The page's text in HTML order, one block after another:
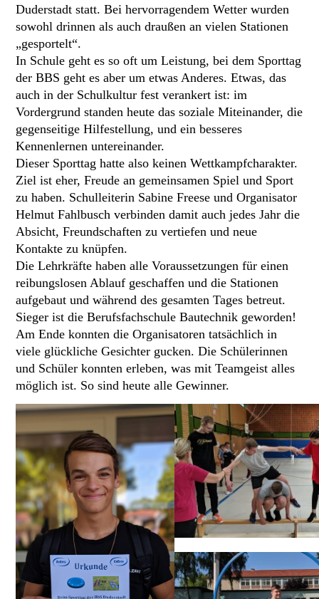
Duderstadt statt. Bei hervorragendem Wetter wurden
sowohl drinnen als auch draußen an vielen Stationen
„gesportelt“.
In Schule geht es so oft um Leistung, bei dem Sporttag
der BBS geht es aber um etwas Anderes. Etwas, das
auch in der Schulkultur fest verankert ist: im
Vordergrund standen heute das soziale Miteinander, die
gegenseitige Hilfestellung, und ein besseres
Kennenlernen untereinander.
Dieser Sporttag hatte also keinen Wettkampfcharakter.
Ziel ist eher, Freude an gemeinsamen Spiel und Sport
zu haben. Schulleiterin Sabine Freese und Organisator
Helmut Fahlbusch verbinden damit auch jedes Jahr die
Absicht, Freundschaften zu vertiefen und neue
Kontakte zu knüpfen.
Die Lehrkräfte haben alle Voraussetzungen für einen
reibungslosen Ablauf geschaffen und die Stationen
aufgebaut und während des gesamten Tages betreut.
Sieger ist die Berufsfachschule Bautechnik geworden!
Am Ende konnten die Organisatoren tatsächlich in
viele glückliche Gesichter gucken. Die Schülerinnen
und Schüler konnten erleben, was mit Teamgeist alles
möglich ist. So sind heute alle Gewinner.